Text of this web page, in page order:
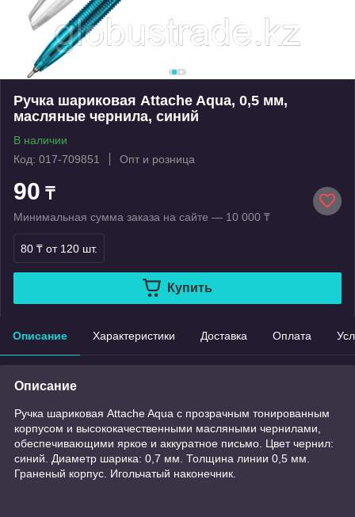
Ручка шариковая Attache Aqua, 0,5 мм,
масляные чернила, синий
В наличии
Код: 017-709851
Опт и розница
90 ₸
Минимальная сумма заказа на сайте — 10 000 ₸
80 ₸ от 120 шт.
Купить
Описание Характеристики Доставка Оплата
Описание
Ручка шариковая Attache Aqua с прозрачным тонированным
корпусом и высококачественными масляными чернилами,
обеспечивающими яркое и аккуратное письмо. Цвет чернил:
синий. Диаметр шарика: 0,7 мм. Толщина линии 0,5 мм.
Граненый корпус. Игольчатый наконечник.